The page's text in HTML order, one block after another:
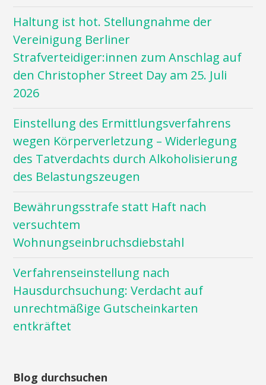
Haltung ist hot. Stellungnahme der
Vereinigung Berliner
Strafverteidiger:innen zum Anschlag auf
den Christopher Street Day am 25. Juli
2026
Einstellung des Ermittlungsverfahrens
wegen Körperverletzung – Widerlegung
des Tatverdachts durch Alkoholisierung
des Belastungszeugen
Bewährungsstrafe statt Haft nach
versuchtem
Wohnungseinbruchsdiebstahl
Verfahrenseinstellung nach
Hausdurchsuchung: Verdacht auf
unrechtmäßige Gutscheinkarten
entkräftet
Blog durchsuchen